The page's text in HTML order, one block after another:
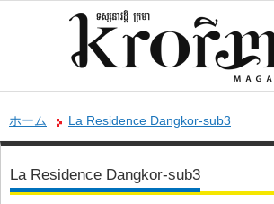
ホーム La Residence Dangkor-sub3
La Residence Dangkor-sub3